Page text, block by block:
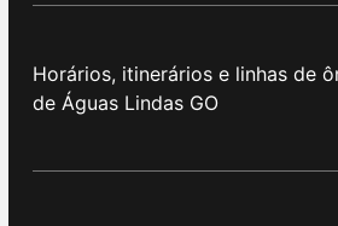
Horários, itinerários e linhas de
de Águas Lindas GO